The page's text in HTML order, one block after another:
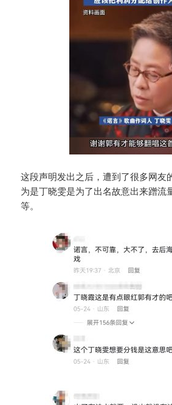
这段声明发出之后，遭到了很多网友
为是丁晓雯是为了出名故意出来蹭流
等。